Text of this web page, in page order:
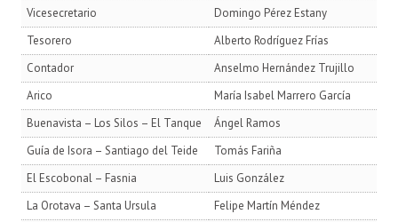
Vicesecretario
Domingo Pérez Estany
Tesorero
Alberto Rodríguez Frías
Contador
Anselmo Hernández Trujillo
Arico
María Isabel Marrero García
Buenavista – Los Silos – El Tanque
Ángel Ramos
Guía de Isora – Santiago del Teide
Tomás Fariña
El Escobonal – Fasnia
Luis González
La Orotava – Santa Ursula
Felipe Martín Méndez